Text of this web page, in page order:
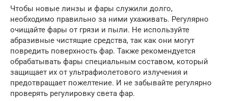
Чтобы новые линзы и фары служили долго,
необходимо правильно за ними ухаживать. Регулярно
очищайте фары от грязи и пыли. Не используйте
абразивные чистящие средства, так как они могут
повредить поверхность фар. Также рекомендуется
обрабатывать фары специальным составом, который
защищает их от ультрафиолетового излучения и
предотвращает пожелтение. И не забывайте регулярно
проверять регулировку света фар.